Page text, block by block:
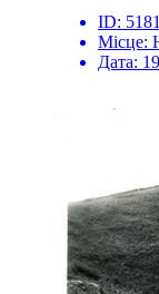
ID: 5181
Місце:
Дата: